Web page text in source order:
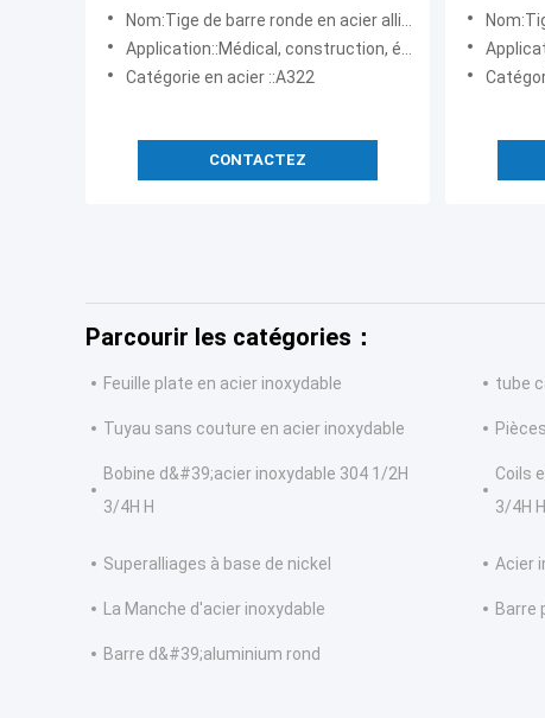
Nom:Tige de barre ronde en acier allié au titane
Application::Médical, construction, énergie nucléaire, hydroélectricité
Catégorie en acier ::A322
CONTACTEZ
2B NO.1
Catégorie en
Parcourir les catégories：
Feuille plate en acier inoxydable tube
Tuyau sans couture en acier inoxydable
Bobine d&#39;acier inoxydable 304 1/2H
3/4H H
Coils
3/4H H
Superalliages à base de nickel Acier
La Manche d'acier inoxydable Barre
Barre d&#39;aluminium rond